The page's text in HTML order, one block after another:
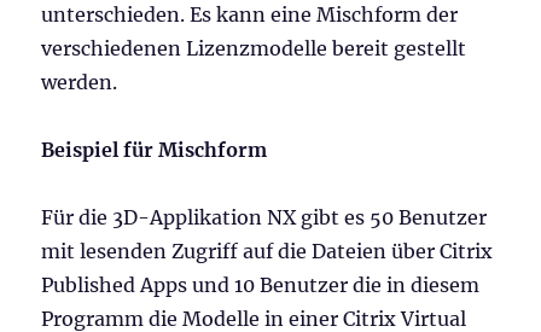
unterschieden. Es kann eine Mischform der
verschiedenen Lizenzmodelle bereit gestellt
werden.
Beispiel für Mischform
Für die 3D-Applikation NX gibt es 50 Benutzer
mit lesenden Zugriff auf die Dateien über Citrix
Published Apps und 10 Benutzer die in diesem
Programm die Modelle in einer Citrix Virtual